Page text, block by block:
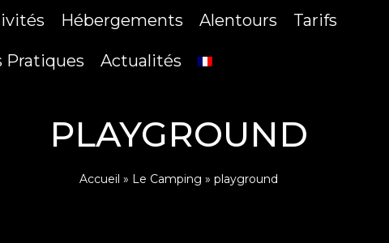
Hébergements Alentours Tarifs
Pratiques Actualités
PLAYGROUND
Accueil » Le Camping » playground